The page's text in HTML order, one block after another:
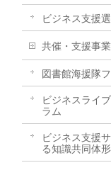
ビジネス支援
共催・支援事業
図書館海援隊
ビジネスライ
ラム
ビジネス支援
る知識共同体